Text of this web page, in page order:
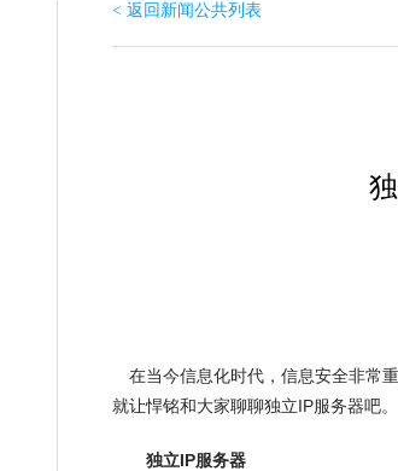
< 返回新闻公共列表
在当今信息化时代，信息安全非常
就让悍铭和大家聊聊独立IP服务器吧。
独立IP服务器